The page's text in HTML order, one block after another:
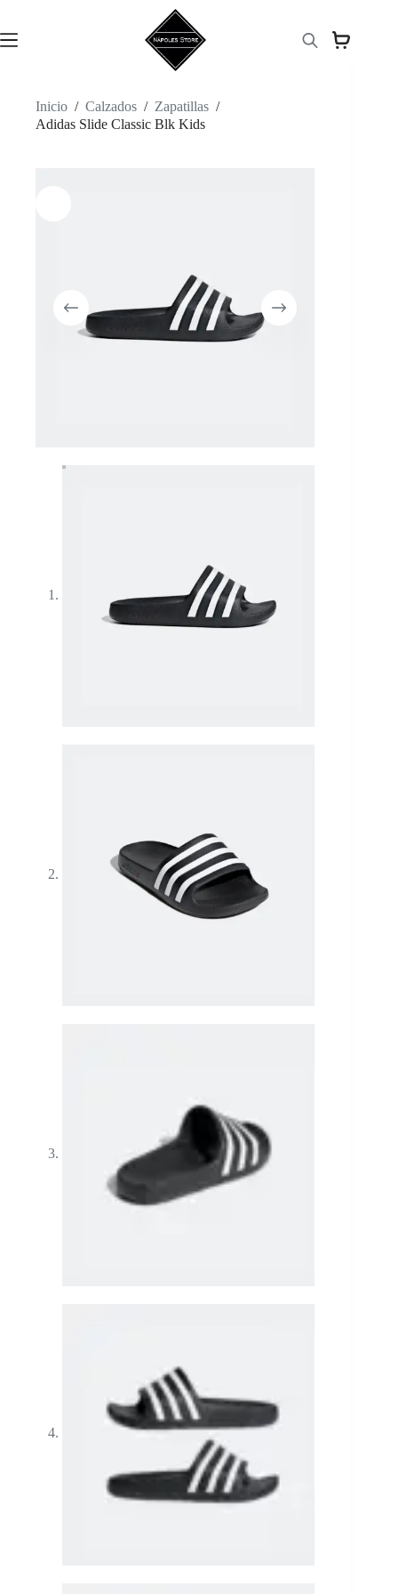
contenido
Inicio / Calzados / Zapatillas /
Adidas Slide Classic Blk Kids